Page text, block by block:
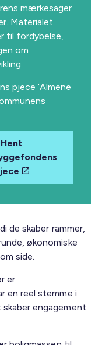
mærkesager
Materialet
til fordybelse,
om
pjece ’Almene
Hent
de skaber rammer,
økonomiske
side.
er
en reel stemme i
engagement